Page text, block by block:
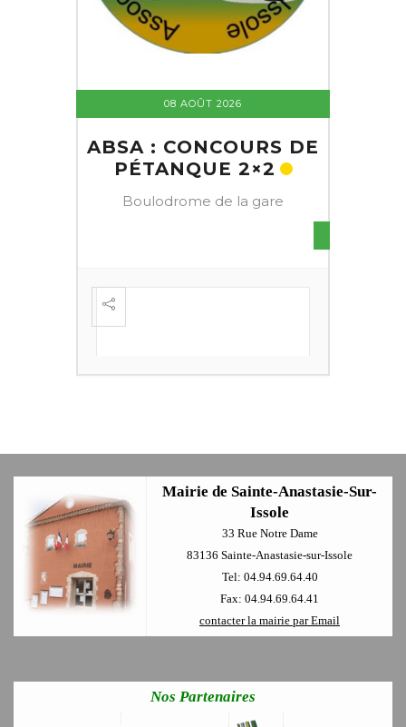
08 AOÛT 2026
ABSA : CONCOURS DE
PÉTANQUE 2×2
Boulodrome de la gare
Mairie de Sainte-Anastasie-Sur-
Issole
33 Rue Notre Dame
83136 Sainte-Anastasie-sur-Issole
Tel: 04.94.69.64.40
Fax: 04.94.69.64.41
contacter la mairie par Email
Nos Partenaires